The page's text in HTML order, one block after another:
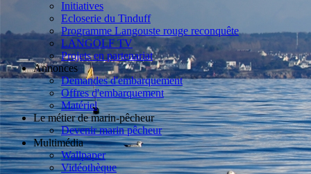
Initiatives
Ecloserie du Tinduff
Programme Langouste rouge reconquête
LANGOLF TV
Projets en partenariat
Annonces
Demandes d'embarquement
Offres d'embarquement
Matériel
Le métier de marin-pêcheur
Devenir marin pêcheur
Multimédia
Wallpaper
Vidéothèque